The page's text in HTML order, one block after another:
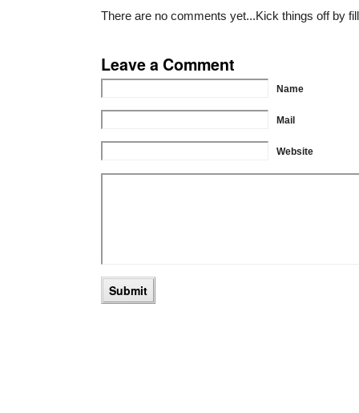
There are no comments yet...Kick things off by
Leave a Comment
Name
Mail
Website